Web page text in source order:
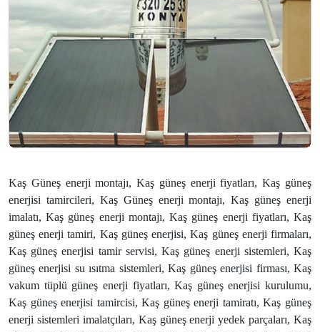
Kaş Güneş enerji montajı, Kaş güneş enerji fiyatları, Kaş güneş
enerjisi tamircileri, Kaş Güneş enerji montajı, Kaş güneş enerji
imalatı, Kaş güneş enerji montajı, Kaş güneş enerji fiyatları, Kaş
güneş enerji tamiri, Kaş güneş enerjisi, Kaş güneş enerji firmaları,
Kaş güneş enerjisi tamir servisi, Kaş güneş enerji sistemleri, Kaş
güneş enerjisi su ısıtma sistemleri, Kaş güneş enerjisi firması, Kaş
vakum tüplü güneş enerji fiyatları, Kaş güneş enerjisi kurulumu,
Kaş güneş enerjisi tamircisi, Kaş güneş enerji tamiratı, Kaş güneş
enerji sistemleri imalatçıları, Kaş güneş enerji yedek parçaları, Kaş